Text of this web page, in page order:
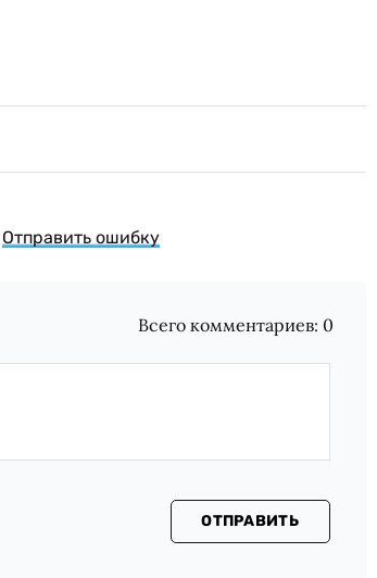
Отправить ошибку
Всего комментариев: 0
ОТПРАВИТЬ